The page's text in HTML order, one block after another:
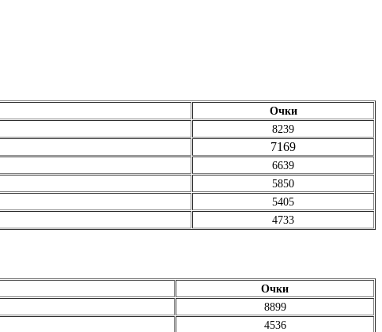
Очки
8239
7169
6639
5850
5405
4733
Очки
8899
4536